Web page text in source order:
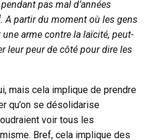
pas mal d’années
A partir du moment où les gens
arme contre la laïcité, peut-
leur peur de côté pour dire les
mais cela implique de prendre
qu’on se désolidarise
voir tous les
Bref, cela implique des